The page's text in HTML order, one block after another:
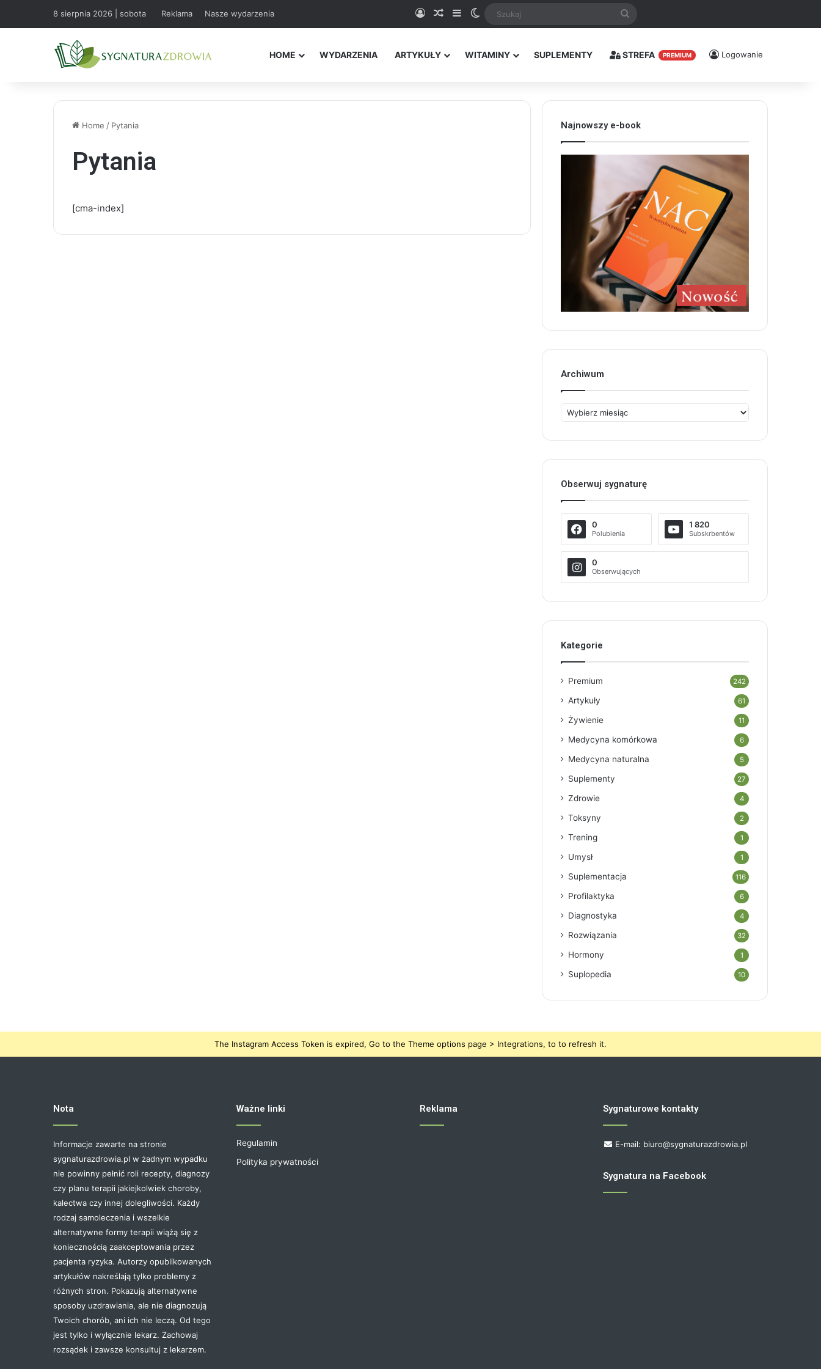
8 sierpnia 2026 | sobota Reklama Nasze wydarzenia Logowanie
Random Article
SidebarSwitch skin
HOME WYDARZENIA ARTYKUŁY WITAMINY SUPLEMENTY STREFA PREMIUM Logowanie
Home / Pytania
Pytania
[cma-index]
Najnowszy e-book
Archiwum
Archiwum
Obserwuj sygnaturę
0
Polubienia
1 820
Subskrbentów
0
Obserwujących
Kategorie
Premium 242
Artykuły 61
Żywienie 11
Medycyna komórkowa 6
Medycyna naturalna 5
Suplementy 27
Zdrowie 4
Toksyny 2
Trening 1
Umysł 1
Suplementacja 116
Profilaktyka 6
Diagnostyka 4
Rozwiązania 32
Hormony 1
Suplopedia 10
The Instagram Access Token is expired, Go to the Theme options page > Integrations, to to refresh it.
Nota
Informacje zawarte na stronie
sygnaturazdrowia.pl w żadnym wypadku
nie powinny pełnić roli recepty, diagnozy
czy planu terapii jakiejkolwiek choroby,
kalectwa czy innej dolegliwości. Każdy
rodzaj samoleczenia i wszelkie
alternatywne formy terapii wiążą się z
koniecznością zaakceptowania przez
pacjenta ryzyka. Autorzy opublikowanych
artykułów nakreślają tylko problemy z
różnych stron. Pokazują alternatywne
sposoby uzdrawiania, ale nie diagnozują
Twoich chorób, ani ich nie leczą. Od tego
jest tylko i wyłącznie lekarz. Zachowaj
rozsądek i zawsze konsultuj z lekarzem.
Ważne linki
Regulamin
Polityka prywatności
Reklama Sygnaturowe kontakty
E-mail: biuro@sygnaturazdrowia.pl
Sygnatura na Facebook